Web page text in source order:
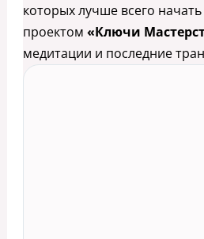
которых лучше всего
проектом «Ключи
медитации и последние